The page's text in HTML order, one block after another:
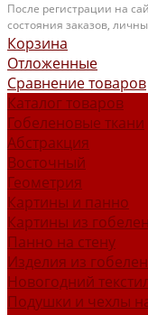
После регистрации на
состояния заказов,
Корзина
Отложенные
Сравнение товаров
Каталог товаров
Гобеленовые ткани
Абстракция
Восточный
Геометрия
Картины и панно
Картины из
Панно на стену
Изделия из
Новогодний
Подушки и чехлы